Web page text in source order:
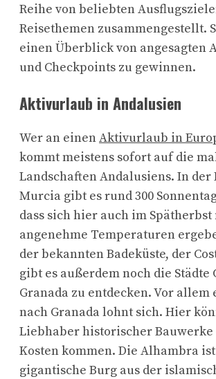
Reihe von beliebten
Reisethemen zusammengestellt.
einen Überblick von angesagten
und Checkpoints zu gewinnen.
Aktivurlaub in Andalusien
Wer an einenAktivurlaub in
kommt meistens sofort auf die
Landschaften Andalusiens. In der
Murcia gibt es rund 300
dass sich hier auch im Spätherbst
angenehme Temperaturen
der bekannten Badeküste, der
gibt es außerdem noch die Städte
Granada zu entdecken. Vor allem
nach Granada lohnt sich. Hier
Liebhaber historischer
Kosten kommen. Die Alhambra
gigantische Burg aus der